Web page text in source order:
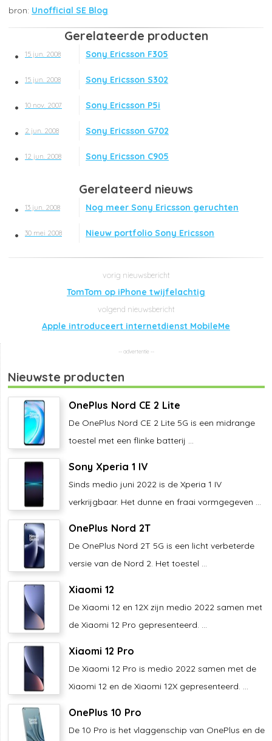
Unofficial SE Blog
Gerelateerde producten
15 jun. 2008 Sony Ericsson F305
15 jun. 2008 Sony Ericsson S302
10 nov. 2007 Sony Ericsson P5i
2 jun. 2008 Sony Ericsson G702
12 jun. 2008 Sony Ericsson C905
Gerelateerd nieuws
13 jun. 2008 Nog meer Sony Ericsson geruchten
30 mei 2008 Nieuw portfolio Sony Ericsson
TomTom op iPhone twijfelachtig
Apple introduceert internetdienst MobileMe
Nieuwste producten
OnePlus Nord CE 2 Lite
De OnePlus Nord CE 2 Lite 5G is een midrange
toestel met een flinke batterij ...
Sony Xperia 1 IV
Sinds medio juni 2022 is de Xperia 1 IV
verkrijgbaar. Het dunne en fraai vormgegeven ...
OnePlus Nord 2T
De OnePlus Nord 2T 5G is een licht verbeterde
versie van de Nord 2. Het toestel ...
Xiaomi 12
De Xiaomi 12 en 12X zijn medio 2022 samen met
de Xiaomi 12 Pro gepresenteerd. ...
Xiaomi 12 Pro
De Xiaomi 12 Pro is medio 2022 samen met de
Xiaomi 12 en de Xiaomi 12X gepresenteerd. ...
OnePlus 10 Pro
De 10 Pro is het vlaggenschip van OnePlus en de